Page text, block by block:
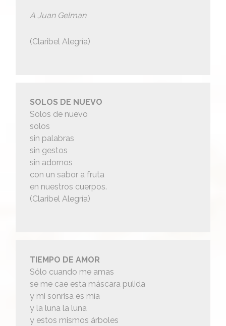
A Juan Gelman
(Claribel Alegría)
SOLOS DE NUEVO
Solos de nuevo
solos
sin palabras
sin gestos
sin adornos
con un sabor a fruta
en nuestros cuerpos.
(Claribel Alegría)
TIEMPO DE AMOR
Sólo cuando me amas
se me cae esta máscara pulida
y mi sonrisa es mía
y la luna la luna
y estos mismos árboles